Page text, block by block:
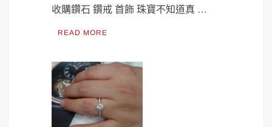
收購鑽石 鑽戒 首飾 珠寶不知道真 …
READ MORE